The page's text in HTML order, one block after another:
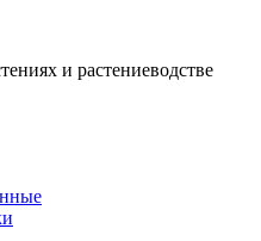
и растениеводстве